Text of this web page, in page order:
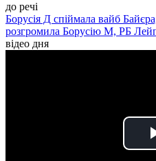
до речі
Борусія Д спіймала вайб
розгромила Борусію М, РБ
відео дня